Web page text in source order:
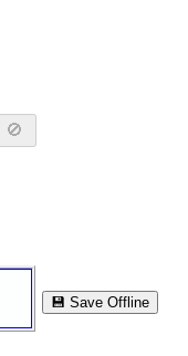
🚫
💾 Save Offline